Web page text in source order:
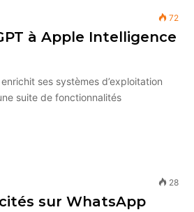
72
à Apple Intelligence
ses systèmes d’exploitation
suite de fonctionnalités
28
sur WhatsApp